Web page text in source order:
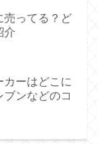
売ってる？ど
介
カーはどこに
ンなどのコ